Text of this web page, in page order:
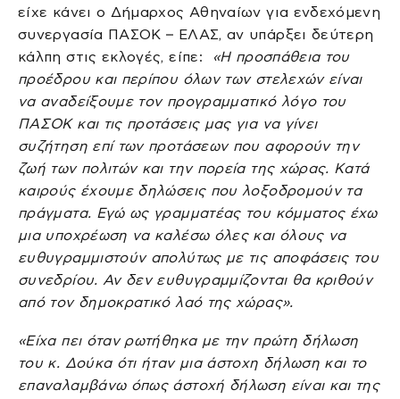
είχε κάνει ο Δήμαρχος Αθηναίων για ενδεχόμενη
συνεργασία ΠΑΣΟΚ – ΕΛΑΣ, αν υπάρξει δεύτερη
κάλπη στις εκλογές, είπε:
«Η προσπάθεια του
προέδρου και περίπου όλων των στελεχών είναι
να αναδείξουμε τον προγραμματικό λόγο του
ΠΑΣΟΚ και τις προτάσεις μας για να γίνει
συζήτηση επί των προτάσεων που αφορούν την
ζωή των πολιτών και την πορεία της χώρας. Κατά
καιρούς έχουμε δηλώσεις που λοξοδρομούν τα
πράγματα. Εγώ ως γραμματέας του κόμματος έχω
μια υποχρέωση να καλέσω όλες και όλους να
ευθυγραμμιστούν απολύτως με τις αποφάσεις του
συνεδρίου. Αν δεν ευθυγραμμίζονται θα κριθούν
από τον δημοκρατικό λαό της χώρας».
«Είχα πει όταν ρωτήθηκα με την πρώτη δήλωση
του κ. Δούκα ότι ήταν μια άστοχη δήλωση και το
επαναλαμβάνω όπως άστοχή δήλωση είναι και της